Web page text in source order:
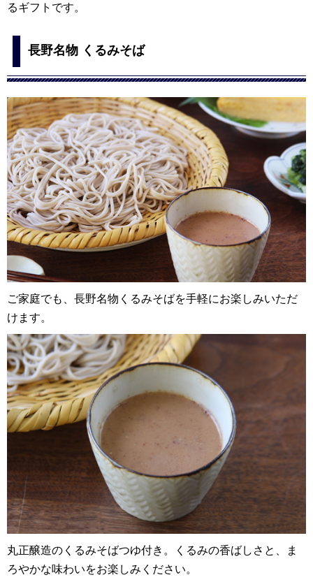
るギフトです。
長野名物 くるみそば
ご家庭でも、長野名物くるみそばを手軽にお楽しみいただ
けます。
丸正醸造のくるみそばつゆ付き。くるみの香ばしさと、ま
ろやかな味わいをお楽しみください。